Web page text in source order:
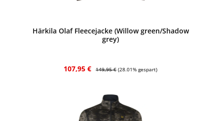
Härkila Olaf Fleecejacke (Willow green/Shadow
grey)
Verkaufspreis:
107,95 € Regulärer Preis:
149,95 € (28.01% gespart)